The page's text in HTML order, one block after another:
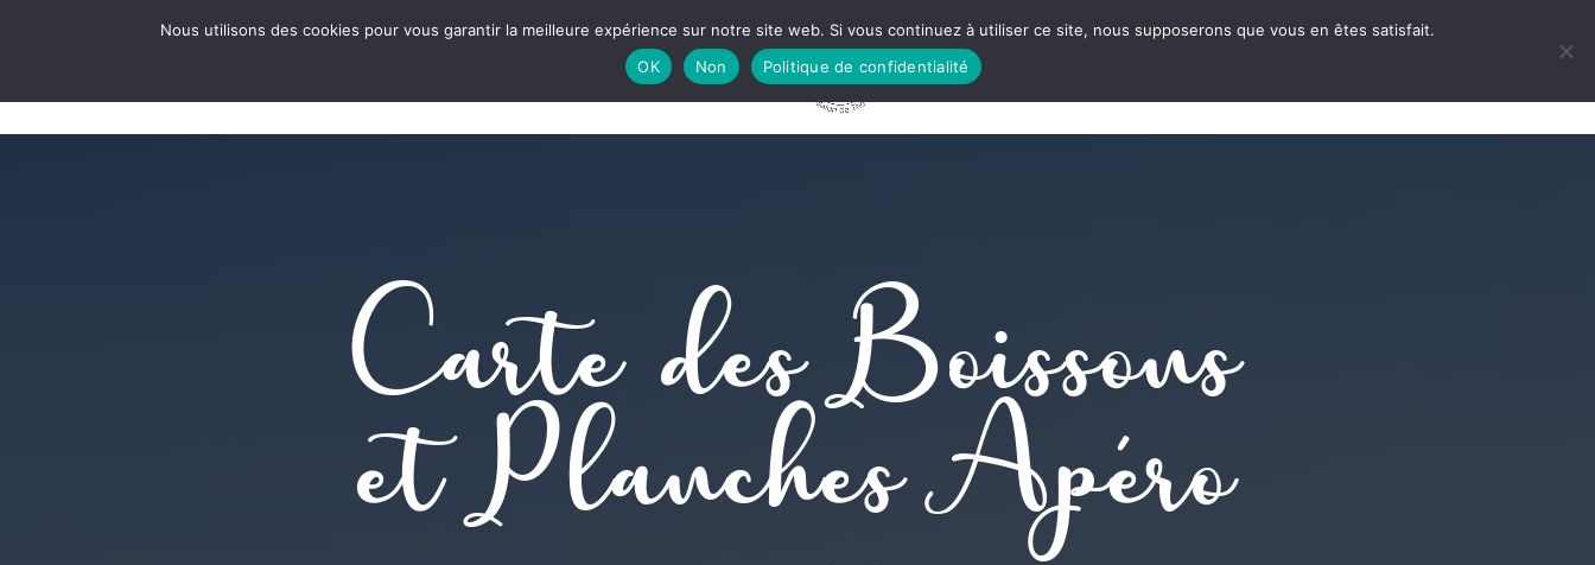
SALON DE THÉ APÉROS PRIVATISATION
Carte des Boissons
et Planches Apéro
Nous utilisons des cookies pour vous garantir la meilleure expérience sur notre site web. Si vous continuez à utiliser ce site, nous supposerons que vous en êtes satisfait.
OK
Non Politique de confidentialité